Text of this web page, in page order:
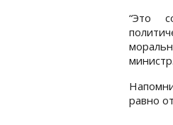
“Это
министр.
равно